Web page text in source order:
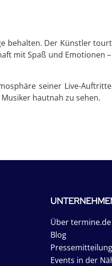
behalten. Der Künstler
mit Spaß und Emotionen
seiner Live-
hautnah zu sehen.
Über termine.de
Blog
Events in der